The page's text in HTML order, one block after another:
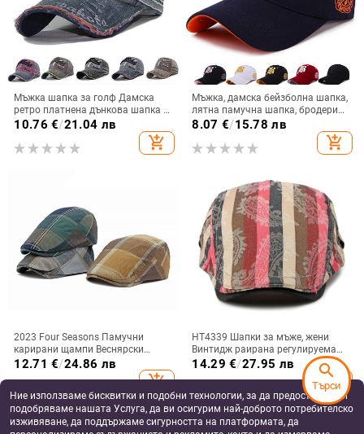
Мъжка шапка за голф Дамска
ретро платнена дънкова шапка с
букви Пачуърк Винтидж
бейзболна шапка Унисекс шапка
със закопчалка Есенни хип-хоп
10.76 €/21.04 лв
add_shopping_cart
Мъжка, дамска бейзболна шапка,
лятна памучна шапка, бродерия,
хип-хоп шапка, спортна шапка за
възрастни, ежедневна шапка с
козирка Gorra Hombre, шапка на
8.07 €/15.78 лв
add_shopping_cart
2023 Four Seasons Памучни
карирани щампи Веснярски
шапки Плоска шапка с върхове
Шапки с барети за мъже и жени
12.71 €/24.86 лв
add_shopping_cart
HT4339 Шапки за мъже, жени
Винтидж раирана регулируема
шапка с барета Мъжка женска
ретро артистична шапка с
барета Пролет Лято Плоска
шапка
14.29 €/27.95 лв
add_shopping_cart
Ние използваме бисквитки и подобни технологии, за да предоставяме и
подобряваме нашата Услуга, да ви осигурим най-доброто потребителско
изживяване, да поддържаме сигурността на платформата, да
search
Търси